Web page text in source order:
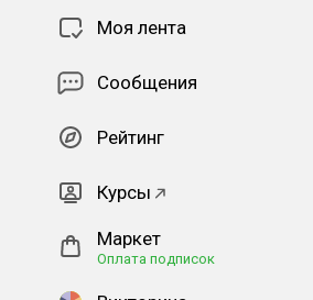
Моя лента
Сообщения
Рейтинг
Курсы
Маркет
Оплата подписок